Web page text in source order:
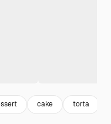
cake torta